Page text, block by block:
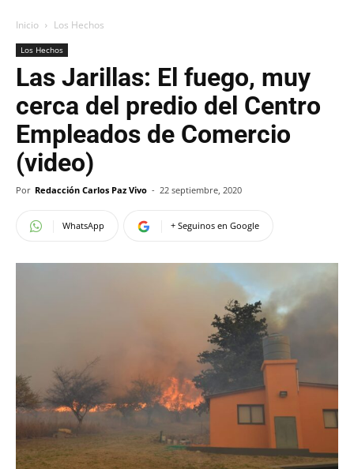
Inicio Los Hechos
Los Hechos
Las Jarillas: El fuego, muy
cerca del predio del Centro
Empleados de Comercio
(video)
Por Redacción Carlos Paz Vivo - 22 septiembre, 2020
WhatsApp + Seguinos en Google